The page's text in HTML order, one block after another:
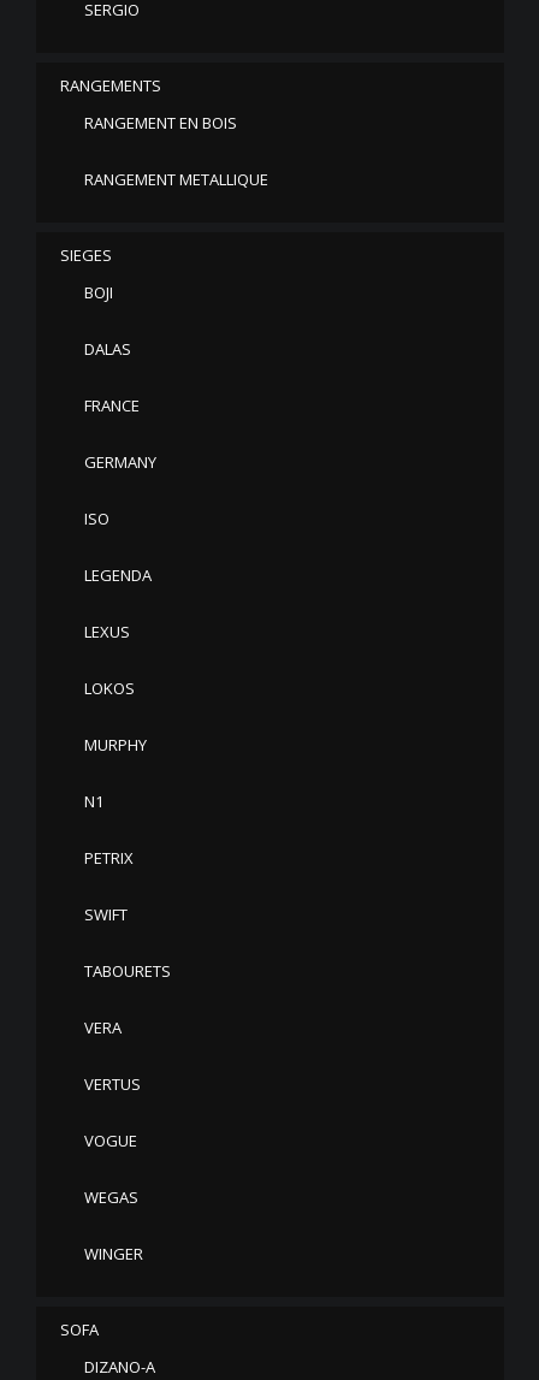
SERGIO
RANGEMENTS
RANGEMENT EN BOIS
RANGEMENT METALLIQUE
SIEGES
BOJI
DALAS
FRANCE
GERMANY
ISO
LEGENDA
LEXUS
LOKOS
MURPHY
N1
PETRIX
SWIFT
TABOURETS
VERA
VERTUS
VOGUE
WEGAS
WINGER
SOFA
DIZANO-A